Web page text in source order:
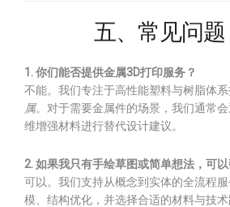
五、常见问题
1. 你们能否提供金属3D打印服务？
不能。我们专注于高性能塑料与树脂体系
属。对于需要金属件的场景，我们通常
维增强材料进行替代设计建议。
2. 如果我只有手绘草图或简单想法，可
可以。我们支持从概念到实体的全流程
模、结构优化，并选择合适的材料与技